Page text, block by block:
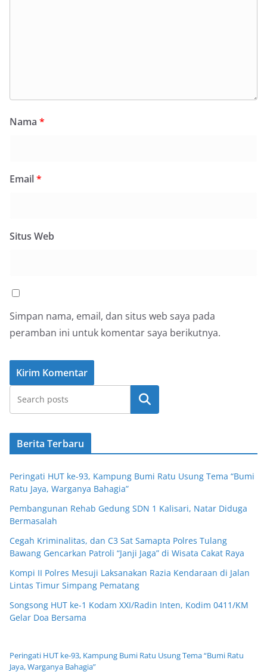
Nama *
Email*
Situs Web
Simpan nama, email, dan situs web saya pada
peramban ini untuk komentar saya berikutnya.
Cari
Berita Terbaru
Peringati HUT ke-93, Kampung Bumi Ratu Usung Tema “Bumi
Ratu Jaya, Warganya Bahagia”
Pembangunan Rehab Gedung SDN 1 Kalisari, Natar Diduga
Bermasalah
Cegah Kriminalitas, dan C3 Sat Samapta Polres Tulang
Bawang Gencarkan Patroli “Janji Jaga” di Wisata Cakat Raya
Kompi II Polres Mesuji Laksanakan Razia Kendaraan di Jalan
Lintas Timur Simpang Pematang
Songsong HUT ke-1 Kodam XXI/Radin Inten, Kodim 0411/KM
Gelar Doa Bersama
Peringati HUT ke-93, Kampung Bumi Ratu Usung Tema “Bumi Ratu
Jaya, Warganya Bahagia”